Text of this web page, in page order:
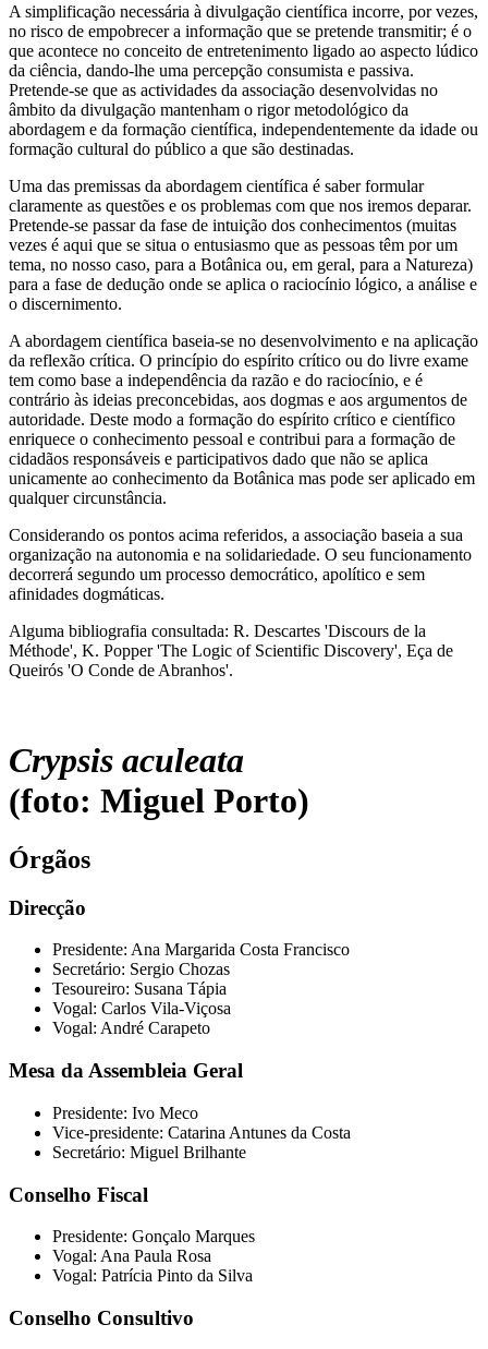
A simplificação necessária à divulgação científica incorre, por vezes,
no risco de empobrecer a informação que se pretende transmitir; é o
que acontece no conceito de entretenimento ligado ao aspecto lúdico
da ciência, dando-lhe uma percepção consumista e passiva.
Pretende-se que as actividades da associação desenvolvidas no
âmbito da divulgação mantenham o rigor metodológico da
abordagem e da formação científica, independentemente da idade ou
formação cultural do público a que são destinadas.
Uma das premissas da abordagem científica é saber formular
claramente as questões e os problemas com que nos iremos deparar.
Pretende-se passar da fase de intuição dos conhecimentos (muitas
vezes é aqui que se situa o entusiasmo que as pessoas têm por um
tema, no nosso caso, para a Botânica ou, em geral, para a Natureza)
para a fase de dedução onde se aplica o raciocínio lógico, a análise e
o discernimento.
A abordagem científica baseia-se no desenvolvimento e na aplicação
da reflexão crítica. O princípio do espírito crítico ou do livre exame
tem como base a independência da razão e do raciocínio, e é
contrário às ideias preconcebidas, aos dogmas e aos argumentos de
autoridade. Deste modo a formação do espírito crítico e científico
enriquece o conhecimento pessoal e contribui para a formação de
cidadãos responsáveis e participativos dado que não se aplica
unicamente ao conhecimento da Botânica mas pode ser aplicado em
qualquer circunstância.
Considerando os pontos acima referidos, a associação baseia a sua
organização na autonomia e na solidariedade. O seu funcionamento
decorrerá segundo um processo democrático, apolítico e sem
afinidades dogmáticas.
Alguma bibliografia consultada: R. Descartes 'Discours de la
Méthode', K. Popper 'The Logic of Scientific Discovery', Eça de
Queirós 'O Conde de Abranhos'.
Crypsis aculeata
(foto: Miguel Porto)
Órgãos
Direcção
Presidente: Ana Margarida Costa Francisco
Secretário: Sergio Chozas
Tesoureiro: Susana Tápia
Vogal: Carlos Vila-Viçosa
Vogal: André Carapeto
Mesa da Assembleia Geral
Presidente: Ivo Meco
Vice-presidente: Catarina Antunes da Costa
Secretário: Miguel Brilhante
Conselho Fiscal
Presidente: Gonçalo Marques
Vogal: Ana Paula Rosa
Vogal: Patrícia Pinto da Silva
Conselho Consultivo